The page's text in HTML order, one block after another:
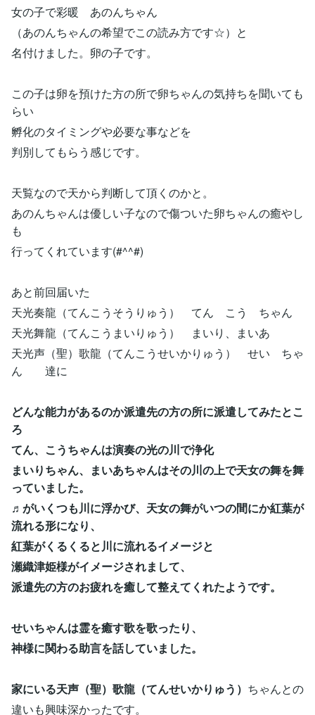
女の子で彩暖 あのんちゃん
（あのんちゃんの希望でこの読み方です☆）と
名付けました。卵の子です。
この子は卵を預けた方の所で卵ちゃんの気持ちを聞いても
らい
孵化のタイミングや必要な事などを
判別してもらう感じです。
天覧なので天から判断して頂くのかと。
あのんちゃんは優しい子なので傷ついた卵ちゃんの癒やし
も
行ってくれています(#^^#)
あと前回届いた
天光奏龍（てんこうそうりゅう） てん こう ちゃん
天光舞龍（てんこうまいりゅう） まいり、まいあ
天光声（聖）歌龍（てんこうせいかりゅう） せい ちゃ
ん 達に
どんな能力があるのか派遣先の方の所に派遣してみたとこ
ろ
てん、こうちゃんは演奏の光の川で浄化
まいりちゃん、まいあちゃんはその川の上で天女の舞を舞
っていました。
♬がいくつも川に浮かび、天女の舞がいつの間にか紅葉が
流れる形になり、
紅葉がくるくると川に流れるイメージと
瀬織津姫様がイメージされまして、
派遣先の方のお疲れを癒して整えてくれたようです。
せいちゃんは霊を癒す歌を歌ったり、
神様に関わる助言を話していました。
家にいる天声（聖）歌龍（てんせいかりゅう） ちゃんとの
違いも興味深かったです。